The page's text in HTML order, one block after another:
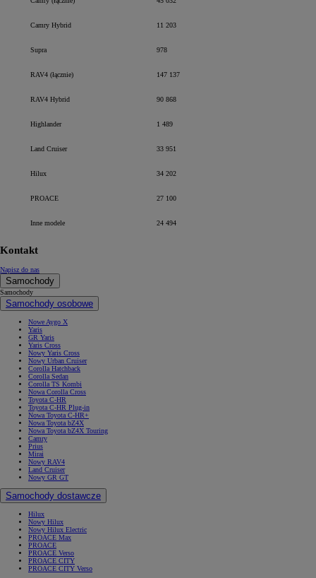
Camry Hybrid 11 203
Supra 978
RAV4 (łącznie) 147 137
RAV4 Hybrid 90 868
Highlander 1 489
Land Cruiser 33 951
Hilux 34 202
PROACE 27 100
Inne modele 24 494
Kontakt
Napisz do nas
Samochody
Samochody
Samochody osobowe
Nowe Aygo X
Yaris
GR Yaris
Yaris Cross
Nowy Yaris Cross
Nowy Urban Cruiser
Corolla Hatchback
Corolla Sedan
Corolla TS Kombi
Nowa Corolla Cross
Toyota C-HR
Toyota C-HR Plug-in
Nowa Toyota C-HR+
Nowa Toyota bZ4X
Nowa Toyota bZ4X Touring
Camry
Prius
Mirai
Nowy RAV4
Land Cruiser
Nowy GR GT
Samochody dostawcze
Hilux
Nowy Hilux
Nowy Hilux Electric
PROACE Max
PROACE
PROACE Verso
PROACE CITY
PROACE CITY Verso